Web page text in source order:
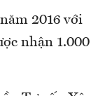
2016 với
nhận 1.000